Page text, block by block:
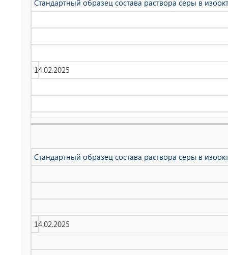
Стандартный образец состава раствора серы в
14.02.2025
Стандартный образец состава раствора серы в
14.02.2025